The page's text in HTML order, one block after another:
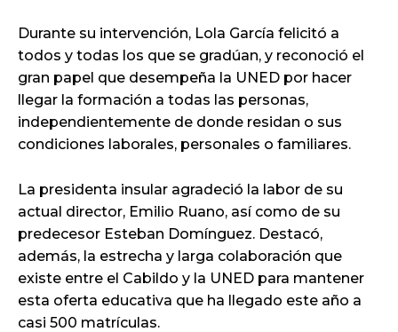
Durante su intervención, Lola García felicitó a
todos y todas los que se gradúan, y reconoció el
gran papel que desempeña la UNED por hacer
llegar la formación a todas las personas,
independientemente de donde residan o sus
condiciones laborales, personales o familiares.
La presidenta insular agradeció la labor de su
actual director, Emilio Ruano, así como de su
predecesor Esteban Domínguez. Destacó,
además, la estrecha y larga colaboración que
existe entre el Cabildo y la UNED para mantener
esta oferta educativa que ha llegado este año a
casi 500 matrículas.